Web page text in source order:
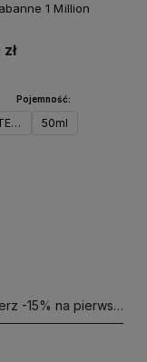
1 Million
Pojemność:
50ml
-15% na pierwsze